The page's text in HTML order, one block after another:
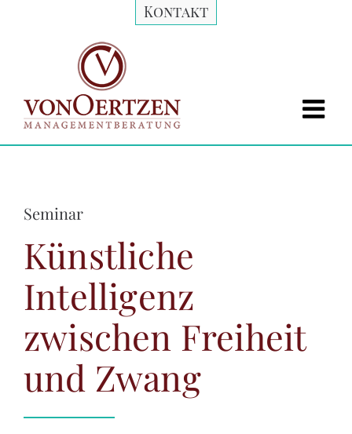
Kontakt
Seminar
Künstliche
Intelligenz
zwischen Freiheit
und Zwang